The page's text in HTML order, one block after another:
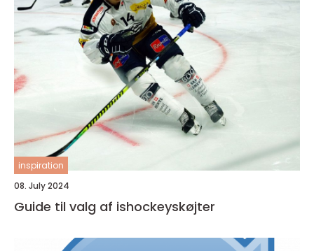
inspiration
08. July 2024
Guide til valg af ishockeyskøjter